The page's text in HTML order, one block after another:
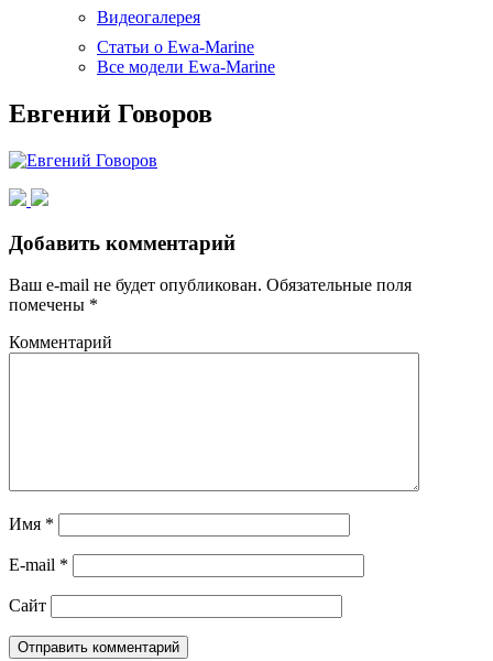
Видеогалерея
Статьи о Ewa-Marine
Все модели Ewa-Marine
Евгений Говоров
Добавить комментарий
Ваш e-mail не будет опубликован. Обязательные поля
помечены *
Комментарий
Имя *
E-mail *
Сайт